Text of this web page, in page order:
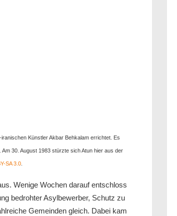
Künstler Akbar Behkalam errichtet. Es
30. August 1983 stürzte sich Atun hier aus der
SA 3.0
Wenige Wochen darauf entschloss
bedrohter Asylbewerber, Schutz zu
Gemeinden gleich. Dabei kam